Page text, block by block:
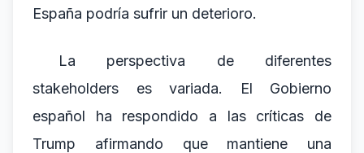
España podría sufrir un deterioro.
La perspectiva de diferentes
stakeholders es variada. El Gobierno
español ha respondido a las críticas de
Trump afirmando que mantiene una